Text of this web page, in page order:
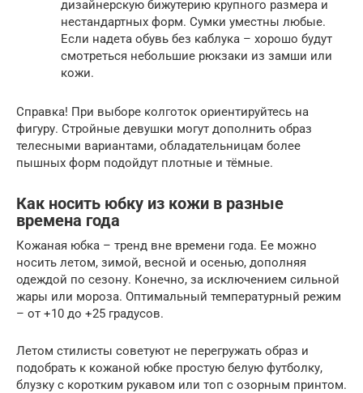
дизайнерскую бижутерию крупного размера и
нестандартных форм. Сумки уместны любые.
Если надета обувь без каблука – хорошо будут
смотреться небольшие рюкзаки из замши или
кожи.
Справка! При выборе колготок ориентируйтесь на
фигуру. Стройные девушки могут дополнить образ
телесными вариантами, обладательницам более
пышных форм подойдут плотные и тёмные.
Как носить юбку из кожи в разные
времена года
Кожаная юбка – тренд вне времени года. Ее можно
носить летом, зимой, весной и осенью, дополняя
одеждой по сезону. Конечно, за исключением сильной
жары или мороза. Оптимальный температурный режим
– от +10 до +25 градусов.
Летом стилисты советуют не перегружать образ и
подобрать к кожаной юбке простую белую футболку,
блузку с коротким рукавом или топ с озорным принтом.